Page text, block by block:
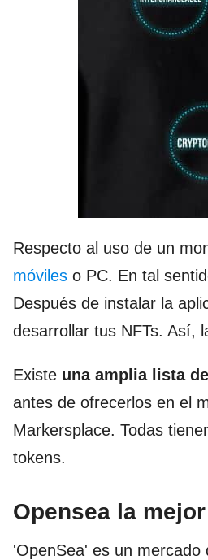
Respecto al uso de un
móviles o PC. En tal
Después de instalar la
desarrollar tus NFTs. Así,
Existe una amplia lista
antes de ofrecerlos en el
Markersplace. Todas
tokens.
Opensea la
'OpenSea' es un